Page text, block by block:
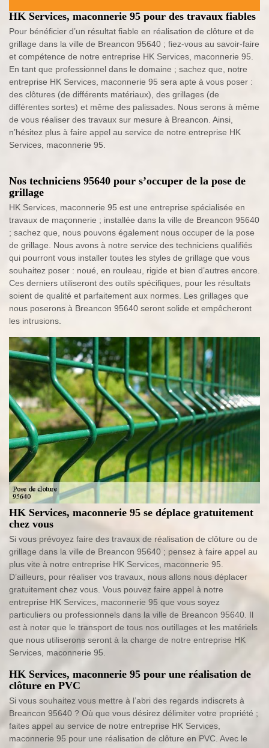
HK Services, maconnerie 95 pour des travaux fiables
Pour bénéficier d’un résultat fiable en réalisation de clôture et de
grillage dans la ville de Breancon 95640 ; fiez-vous au savoir-faire
et compétence de notre entreprise HK Services, maconnerie 95.
En tant que professionnel dans le domaine ; sachez que, notre
entreprise HK Services, maconnerie 95 sera apte à vous poser :
des clôtures (de différents matériaux), des grillages (de
différentes sortes) et même des palissades. Nous serons à même
de vous réaliser des travaux sur mesure à Breancon. Ainsi,
n’hésitez plus à faire appel au service de notre entreprise HK
Services, maconnerie 95.
Nos techniciens 95640 pour s’occuper de la pose de
grillage
HK Services, maconnerie 95 est une entreprise spécialisée en
travaux de maçonnerie ; installée dans la ville de Breancon 95640
; sachez que, nous pouvons également nous occuper de la pose
de grillage. Nous avons à notre service des techniciens qualifiés
qui pourront vous installer toutes les styles de grillage que vous
souhaitez poser : noué, en rouleau, rigide et bien d’autres encore.
Ces derniers utiliseront des outils spécifiques, pour les résultats
soient de qualité et parfaitement aux normes. Les grillages que
nous poserons à Breancon 95640 seront solide et empêcheront
les intrusions.
HK Services, maconnerie 95 se déplace gratuitement
chez vous
Si vous prévoyez faire des travaux de réalisation de clôture ou de
grillage dans la ville de Breancon 95640 ; pensez à faire appel au
plus vite à notre entreprise HK Services, maconnerie 95.
D’ailleurs, pour réaliser vos travaux, nous allons nous déplacer
gratuitement chez vous. Vous pouvez faire appel à notre
entreprise HK Services, maconnerie 95 que vous soyez
particuliers ou professionnels dans la ville de Breancon 95640. Il
est à noter que le transport de tous nos outillages et les matériels
que nous utiliserons seront à la charge de notre entreprise HK
Services, maconnerie 95.
HK Services, maconnerie 95 pour une réalisation de
clôture en PVC
Si vous souhaitez vous mettre à l’abri des regards indiscrets à
Breancon 95640 ? Où que vous désirez délimiter votre propriété ;
faites appel au service de notre entreprise HK Services,
maconnerie 95 pour une réalisation de clôture en PVC. Avec le